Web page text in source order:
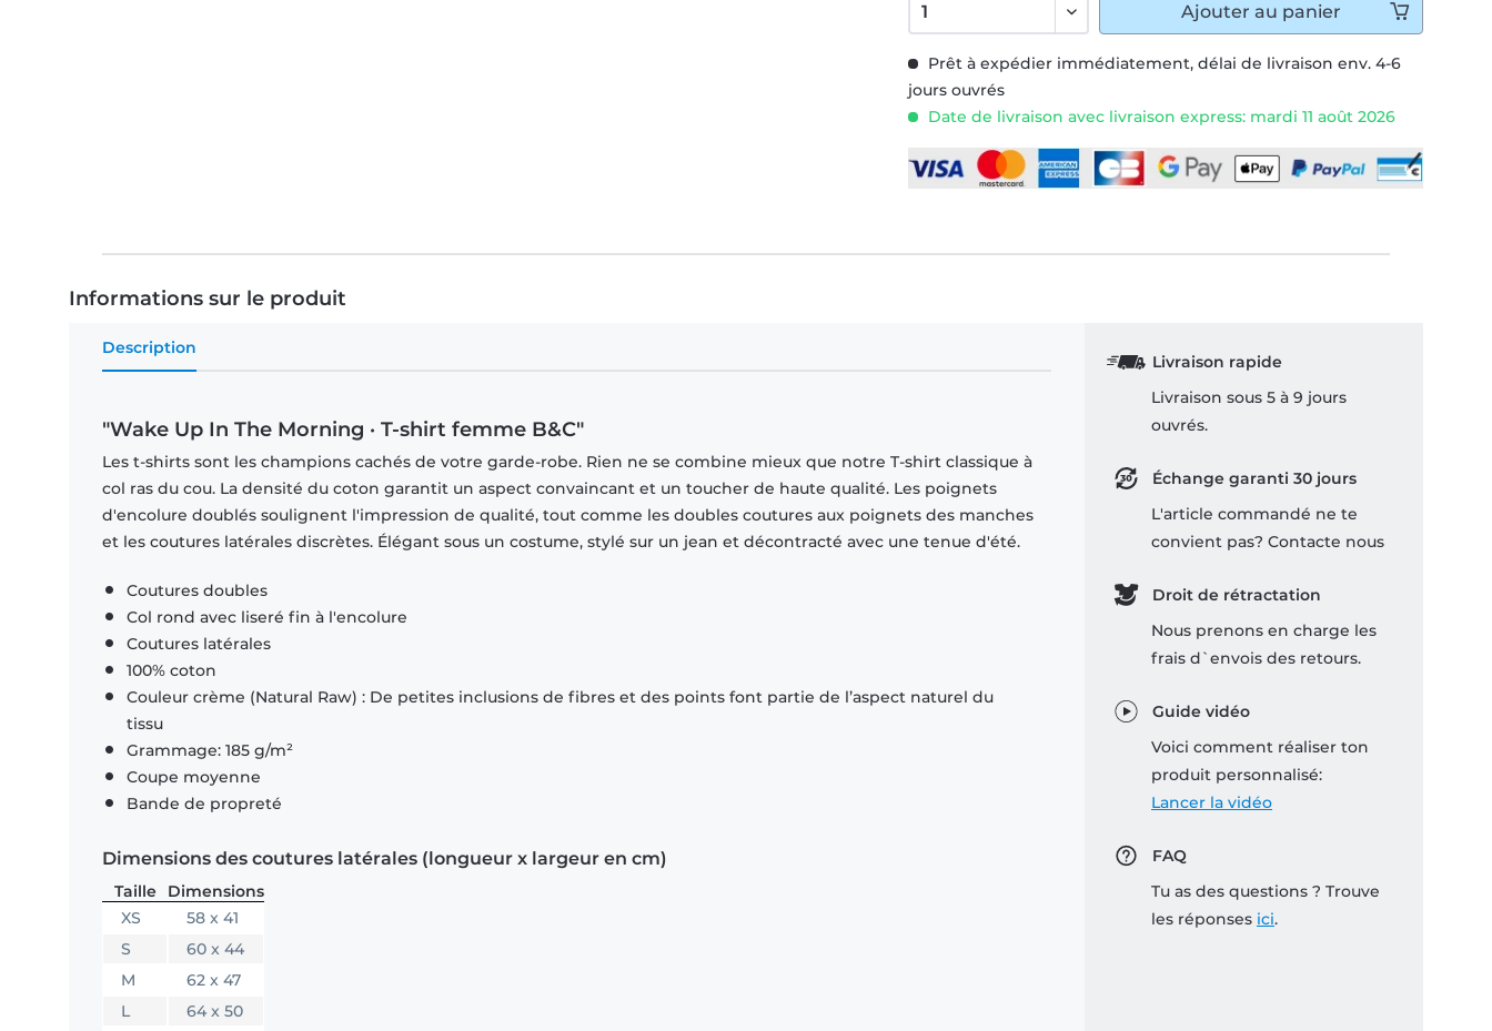
Prêt à expédier immédiatement, délai de livraison env. 4-6
jours ouvrés
Date de livraison avec livraison express: mardi 11 août 2026
Ajouter au panier
Informations sur le produit
Description
"Wake Up In The Morning · T-shirt femme B&C"
Les t-shirts sont les champions cachés de votre garde-robe. Rien ne se combine mieux que notre T-shirt classique à
col ras du cou. La densité du coton garantit un aspect convaincant et un toucher de haute qualité. Les poignets
d'encolure doublés soulignent l'impression de qualité, tout comme les doubles coutures aux poignets des manches
et les coutures latérales discrètes. Élégant sous un costume, stylé sur un jean et décontracté avec une tenue d'été.
Coutures doubles
Col rond avec liseré fin à l'encolure
Coutures latérales
100% coton
Couleur crème (Natural Raw) : De petites inclusions de fibres et des points font partie de l’aspect naturel du
tissu
Grammage: 185 g/m²
Coupe moyenne
Bande de propreté
Dimensions des coutures latérales (longueur x largeur en cm)
Taille
Dimensions
XS
58 x 41
S
60 x 44
M
62 x 47
L
64 x 50
Livraison rapide
Livraison sous 5 à 9 jours
ouvrés.
Échange garanti 30 jours
L'article commandé ne te
convient pas? Contacte nous
Droit de rétractation
Nous prenons en charge les
frais d`envois des retours.
Guide vidéo
Voici comment réaliser ton
produit personnalisé:
Lancer la vidéo
FAQ
Tu as des questions ? Trouve
les réponses ici.